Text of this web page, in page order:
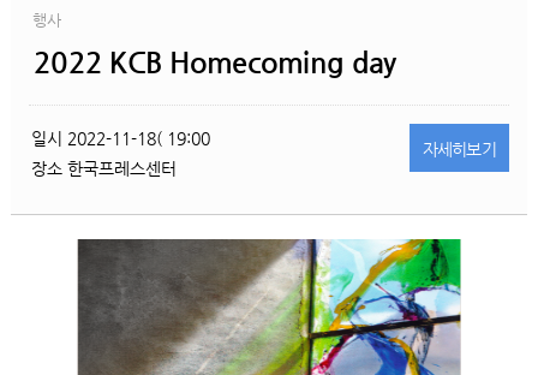
행사
2022 KCB Homecoming day
일시 2022-11-18( 19:00
장소 한국프레스센터
자세히보기